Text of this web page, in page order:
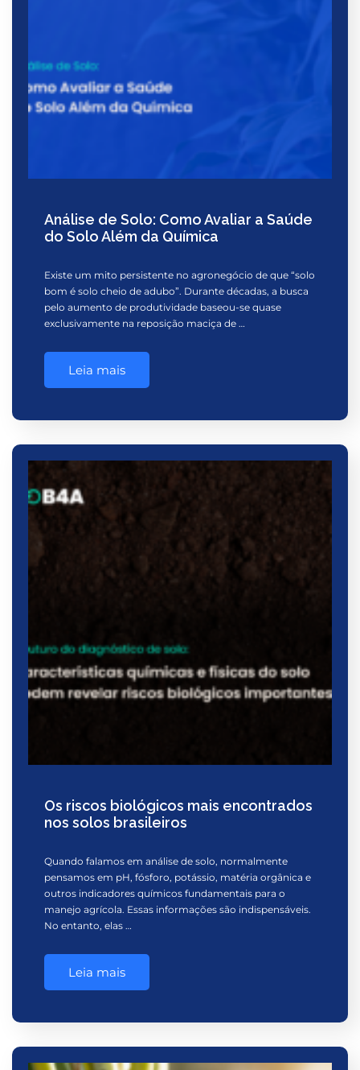
Análise de Solo: Como Avaliar a Saúde
do Solo Além da Química
Existe um mito persistente no agronegócio de que “solo
bom é solo cheio de adubo”. Durante décadas, a busca
pelo aumento de produtividade baseou-se quase
exclusivamente na reposição maciça de …
Leia mais
Os riscos biológicos mais encontrados
nos solos brasileiros
Quando falamos em análise de solo, normalmente
pensamos em pH, fósforo, potássio, matéria orgânica e
outros indicadores químicos fundamentais para o
manejo agrícola. Essas informações são indispensáveis.
No entanto, elas …
Leia mais